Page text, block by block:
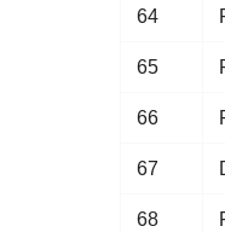
64
65
66
67
68